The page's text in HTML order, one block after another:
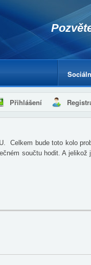
Přihlášení
Celkem bude toto kolo
součtu hodit. A jelikož